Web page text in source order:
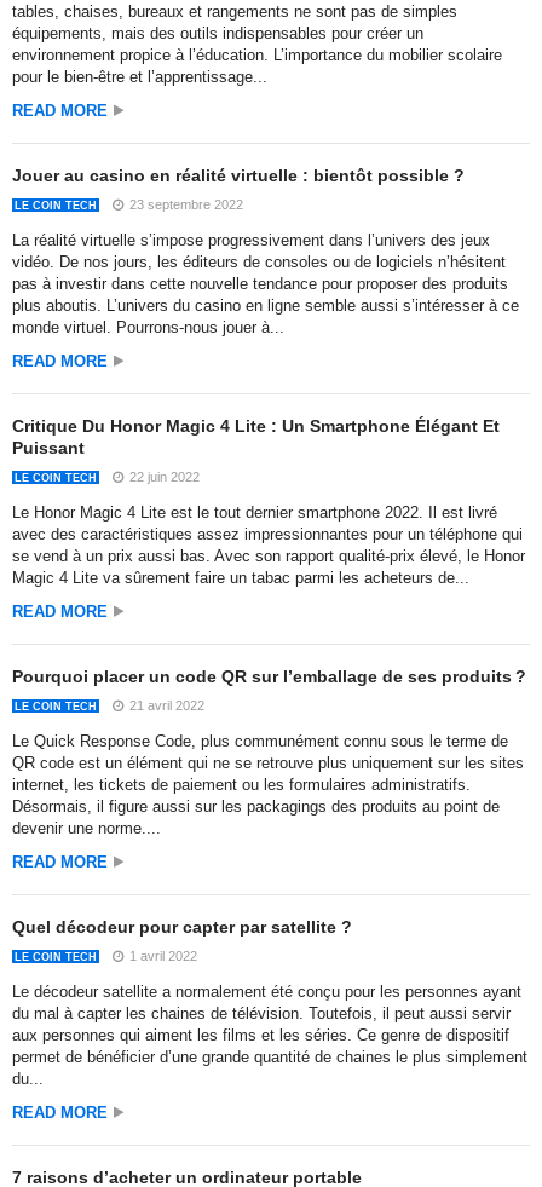
tables, chaises, bureaux et rangements ne sont pas de simples
équipements, mais des outils indispensables pour créer un
environnement propice à l’éducation. L’importance du mobilier scolaire
pour le bien-être et l’apprentissage...
READ MORE
Jouer au casino en réalité virtuelle : bientôt possible ?
LE COIN TECH 23 septembre 2022
La réalité virtuelle s’impose progressivement dans l’univers des jeux
vidéo. De nos jours, les éditeurs de consoles ou de logiciels n’hésitent
pas à investir dans cette nouvelle tendance pour proposer des produits
plus aboutis. L’univers du casino en ligne semble aussi s’intéresser à ce
monde virtuel. Pourrons-nous jouer à...
READ MORE
Critique Du Honor Magic 4 Lite : Un Smartphone Élégant Et
Puissant
LE COIN TECH 22 juin 2022
Le Honor Magic 4 Lite est le tout dernier smartphone 2022. Il est livré
avec des caractéristiques assez impressionnantes pour un téléphone qui
se vend à un prix aussi bas. Avec son rapport qualité-prix élevé, le Honor
Magic 4 Lite va sûrement faire un tabac parmi les acheteurs de...
READ MORE
Pourquoi placer un code QR sur l’emballage de ses produits ?
LE COIN TECH 21 avril 2022
Le Quick Response Code, plus communément connu sous le terme de
QR code est un élément qui ne se retrouve plus uniquement sur les sites
internet, les tickets de paiement ou les formulaires administratifs.
Désormais, il figure aussi sur les packagings des produits au point de
devenir une norme....
READ MORE
Quel décodeur pour capter par satellite ?
LE COIN TECH 1 avril 2022
Le décodeur satellite a normalement été conçu pour les personnes ayant
du mal à capter les chaines de télévision. Toutefois, il peut aussi servir
aux personnes qui aiment les films et les séries. Ce genre de dispositif
permet de bénéficier d’une grande quantité de chaines le plus simplement
du...
READ MORE
7 raisons d’acheter un ordinateur portable